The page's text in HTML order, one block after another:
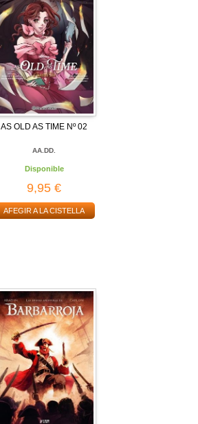
AS OLD AS TIME Nº 02
AA.DD.
Disponible
9,95 €
AFEGIR A LA CISTELLA